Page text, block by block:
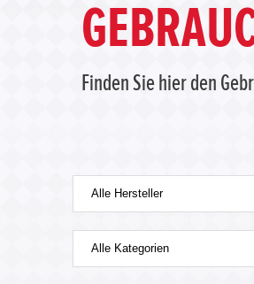
Finden Sie hier den
Alle Hersteller
Alle Kategorien